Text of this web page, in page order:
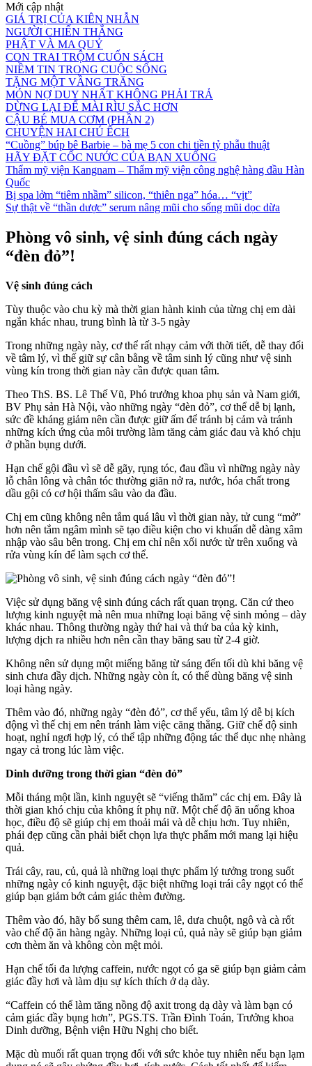
Mới cập nhật
GIÁ TRỊ CỦA KIÊN NHẪN
NGƯỜI CHIẾN THẮNG
PHẬT VÀ MA QUỶ
CON TRAI TRỘM CUỐN SÁCH
NIỀM TIN TRONG CUỘC SỐNG
TẶNG MỘT VẦNG TRĂNG
MÓN NỢ DUY NHẤT KHÔNG PHẢI TRẢ
DỪNG LẠI ĐỂ MÀI RÌU SẮC HƠN
CẬU BÉ MUA CƠM (PHẦN 2)
CHUYỆN HAI CHÚ ẾCH
“Cuồng” búp bê Barbie – bà mẹ 5 con chi tiền tỷ phẫu thuật
HÃY ĐẶT CỐC NƯỚC CỦA BẠN XUỐNG
Thẩm mỹ viện Kangnam – Thẩm mỹ viện công nghệ hàng đầu Hàn
Quốc
Bị spa lởm “tiêm nhầm” silicon, “thiên nga” hóa… “vịt”
Sự thật về “thần dược” serum nâng mũi cho sống mũi dọc dừa
Phòng vô sinh, vệ sinh đúng cách ngày
“đèn đỏ”!
Vệ sinh đúng cách
Tùy thuộc vào chu kỳ mà thời gian hành kinh của từng chị em dài
ngắn khác nhau, trung bình là từ 3-5 ngày
Trong những ngày này, cơ thể rất nhạy cảm với thời tiết, dễ thay đổi
về tâm lý, vì thế giữ sự cân bằng về tâm sinh lý cũng như vệ sinh
vùng kín trong thời gian này cần được quan tâm.
Theo ThS. BS. Lê Thế Vũ, Phó trưởng khoa phụ sản và Nam giới,
BV Phụ sản Hà Nội, vào những ngày “đèn đỏ”, cơ thể dễ bị lạnh,
sức đề kháng giảm nên cần được giữ ấm để tránh bị cảm và tránh
những kích ứng của môi trường làm tăng cảm giác đau và khó chịu
ở phần bụng dưới.
Hạn chế gội đầu vì sẽ dễ gãy, rụng tóc, đau đầu vì những ngày này
lỗ chân lông và chân tóc thường giãn nở ra, nước, hóa chất trong
dầu gội có cơ hội thấm sâu vào da đầu.
Chị em cũng không nên tắm quá lâu vì thời gian này, tử cung “mở”
hơn nên tắm ngâm mình sẽ tạo điều kiện cho vi khuẩn dễ dàng xâm
nhập vào sâu bên trong. Chị em chỉ nên xối nước từ trên xuống và
rửa vùng kín để làm sạch cơ thể.
Việc sử dụng băng vệ sinh đúng cách rất quan trọng. Căn cứ theo
lượng kinh nguyệt mà nên mua những loại băng vệ sinh mỏng – dày
khác nhau. Thông thường ngày thứ hai và thứ ba của kỳ kinh,
lượng dịch ra nhiều hơn nên cần thay băng sau từ 2-4 giờ.
Không nên sử dụng một miếng băng từ sáng đến tối dù khi băng vệ
sinh chưa đầy dịch. Những ngày còn ít, có thể dùng băng vệ sinh
loại hàng ngày.
Thêm vào đó, những ngày “đèn đỏ”, cơ thể yếu, tâm lý dễ bị kích
động vì thế chị em nên tránh làm việc căng thẳng. Giữ chế độ sinh
hoạt, nghỉ ngơi hợp lý, có thể tập những động tác thể dục nhẹ nhàng
ngay cả trong lúc làm việc.
Dinh dưỡng trong thời gian “đèn đỏ”
Mỗi tháng một lần, kinh nguyệt sẽ “viếng thăm” các chị em. Đây là
thời gian khó chịu của không ít phụ nữ. Một chế độ ăn uống khoa
học, điều độ sẽ giúp chị em thoải mái và dễ chịu hơn. Tuy nhiên,
phái đẹp cũng cần phải biết chọn lựa thực phẩm mới mang lại hiệu
quả.
Trái cây, rau, củ, quả là những loại thực phẩm lý tưởng trong suốt
những ngày có kinh nguyệt, đặc biệt những loại trái cây ngọt có thể
giúp bạn giảm bớt cảm giác thèm đường.
Thêm vào đó, hãy bổ sung thêm cam, lê, dưa chuột, ngô và cà rốt
vào chế độ ăn hàng ngày. Những loại củ, quả này sẽ giúp bạn giảm
cơn thèm ăn và không còn mệt mỏi.
Hạn chế tối đa lượng caffein, nước ngọt có ga sẽ giúp bạn giảm cảm
giác đầy hơi và làm dịu sự kích thích ở dạ dày.
“Caffein có thể làm tăng nồng độ axit trong dạ dày và làm bạn có
cảm giác đầy bụng hơn”, PGS.TS. Trần Đình Toán, Trưởng khoa
Dinh dưỡng, Bệnh viện Hữu Nghị cho biết.
Mặc dù muối rất quan trọng đối với sức khỏe tuy nhiên nếu bạn lạm